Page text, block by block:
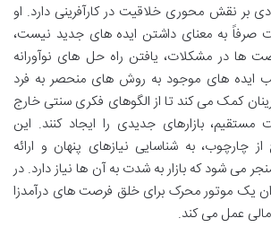
بر نقش محوری خلاقیت در کارآفرینی دارد. او
صرفاً به معنای داشتن ایده های جدید نیست،
ها در مشکلات، یافتن راه حل های نوآورانه
ایده های موجود به روش های منحصر به فرد
کمک می کند تا از الگوهای فکری سنتی خارج
بازارهای جدیدی را ایجاد کنند. این
چارچوب، به شناسایی نیازهای پنهان و ارائه
می شود که بازار به شدت به آن ها نیاز دارد. در
یک موتور محرک برای خلق فرصت های درآمدزا
عمل می کند.